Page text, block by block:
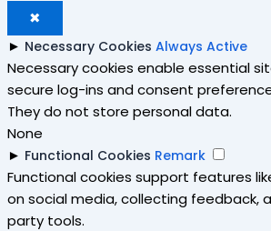
✖
► Necessary Cookies Always Active
Necessary cookies enable essential
secure log-ins and consent
They do not store personal data.
None
► Functional Cookies Remark
Functional cookies support features
on social media, collecting feedback,
party tools.